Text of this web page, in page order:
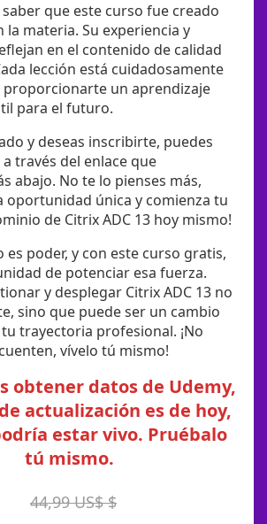
que este curso fue creado
la materia. Su experiencia y
en el contenido de calidad
lección está cuidadosamente
proporcionarte un aprendizaje
para el futuro.
y deseas inscribirte, puedes
través del enlace que
abajo. No te lo pienses más,
oportunidad única y comienza tu
de Citrix ADC 13 hoy mismo!
es poder, y con este curso gratis,
de potenciar esa fuerza.
y desplegar Citrix ADC 13 no
sino que puede ser un cambio
trayectoria profesional. ¡No
vívelo tú mismo!
obtener datos de Udemy,
actualización es de hoy,
estar vivo. Pruébalo
tú mismo.
44,99 US$ $